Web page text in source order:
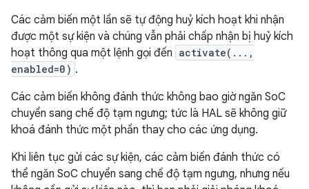
Các cảm biến một lần sẽ tự động huỷ kích hoạt khi nhận
được một sự kiện và chúng vẫn phải chấp nhận bị huỷ kích
hoạt thông qua một lệnh gọi đến activate(...,
enabled=0) .
Các cảm biến không đánh thức không bao giờ ngăn SoC
chuyển sang chế độ tạm ngưng; tức là HAL sẽ không giữ
khoá đánh thức một phần thay cho các ứng dụng.
Khi liên tục gửi các sự kiện, các cảm biến đánh thức có
thể ngăn SoC chuyển sang chế độ tạm ngưng, nhưng nếu